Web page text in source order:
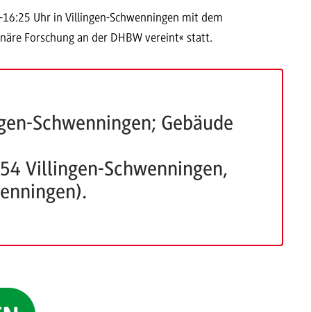
Uhr in Villingen-Schwenningen mit dem
Forschung an der DHBW vereint« statt.
Schwenningen; Gebäude
Villingen-Schwenningen,